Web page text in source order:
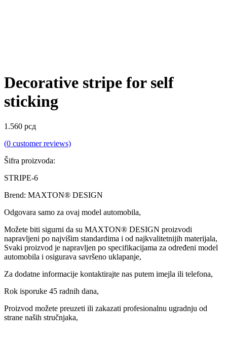
Decorative stripe for self
sticking
1.560 рсд
(0 customer reviews)
Šifra proizvoda:
STRIPE-6
Brend: MAXTON® DESIGN
Odgovara samo za ovaj model automobila,
Možete biti sigurni da su MAXTON® DESIGN proizvodi
napravljeni po najvišim standardima i od najkvalitetnijih materijala,
Svaki proizvod je napravljen po specifikacijama za određeni model
automobila i osigurava savršeno uklapanje,
Za dodatne informacije kontaktirajte nas putem imejla ili telefona,
Rok isporuke 45 radnih dana,
Proizvod možete preuzeti ili zakazati profesionalnu ugradnju od
strane naših stručnjaka,